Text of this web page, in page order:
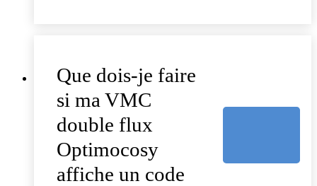
Que dois-je faire
si ma VMC
double flux
Optimocosy
affiche un code